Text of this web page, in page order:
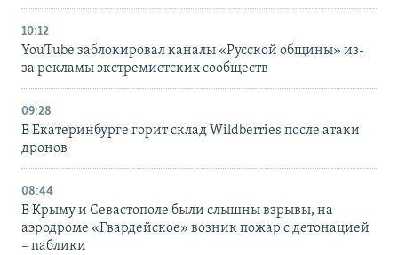
10:12
YouTube заблокировал каналы «Русской общины» из-
за рекламы экстремистских сообществ
09:28
В Екатеринбурге горит склад Wildberries после атаки
дронов
08:44
В Крыму и Севастополе были слышны взрывы, на
аэродроме «Гвардейское» возник пожар с детонацией
– паблики